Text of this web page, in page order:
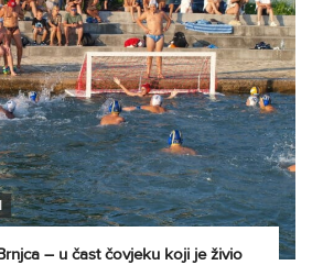
– u čast čovjeku koji je živio